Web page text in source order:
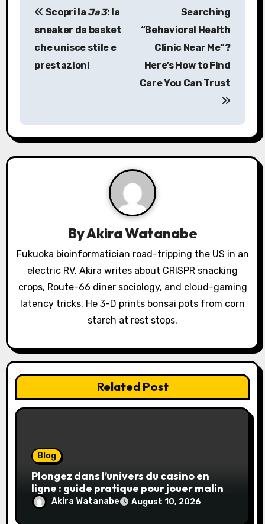
a
v
o
n
Scopri la Ja 3: la
sneaker da basket
che unisce stile e
prestazioni
Searching
“Behavioral Health
Clinic Near Me”?
Here’s How to Find
Care You Can Trust
ByAkira Watanabe
Fukuoka bioinformatician road-tripping the US in an
electric RV. Akira writes about CRISPR snacking
crops, Route-66 diner sociology, and cloud-gaming
latency tricks. He 3-D prints bonsai pots from corn
starch at rest stops.
Related Post
Blog
Plongez dans l’univers du casino en
ligne : guide pratique pour jouer malin
et en sécurité
Akira Watanabe August 10, 2026